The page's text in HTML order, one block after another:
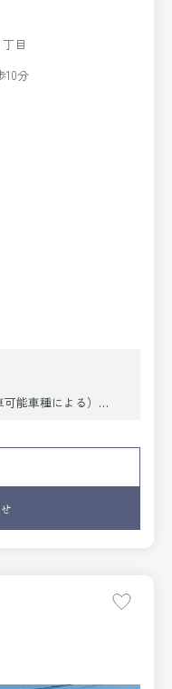
目
10分
能車種による）
スに出入り可能